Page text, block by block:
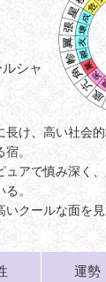
シャ
長け、高い社会
。
ュアで慎み深く
。
いクールな面を
運勢